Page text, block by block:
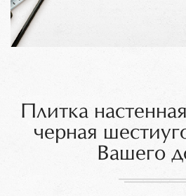
Плитка
черная
Вашего